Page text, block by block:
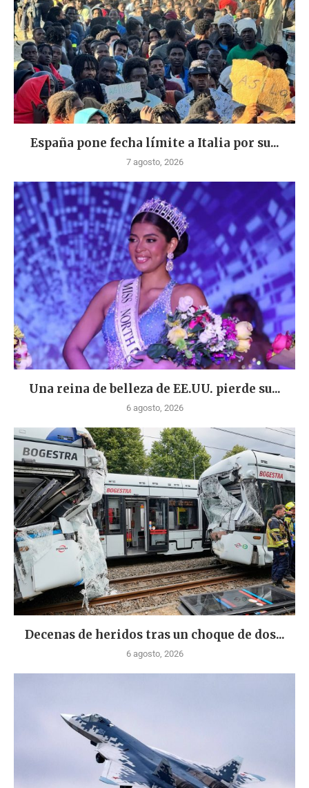
España pone fecha límite a Italia por su...
7 agosto, 2026
Una reina de belleza de EE.UU. pierde su...
6 agosto, 2026
Decenas de heridos tras un choque de dos...
6 agosto, 2026